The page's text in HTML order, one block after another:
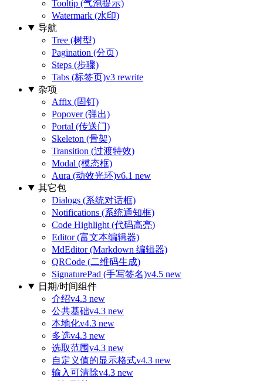
Tooltip (气泡提示)
Watermark (水印)
导航
Tree (树型)
Pagination (分页)
Steps (步骤)
Tabs (标签页)v3 rewrite
杂项
Affix (固钉)
Popover (弹出)
Portal (传送门)
Skeleton (骨架)
Transition (过渡特效)
Modal (模态框)
Aura (动效光环)v6.1 new
其它包
Dialogs (系统对话框)
Notifications (系统通知框)
Code Highlight (代码高亮)
Editor (富文本编辑器)
MdEditor (Markdown 编辑器)
QRCode (二维码生成)
SignaturePad (手写签名)v4.5 new
日期/时间组件
介绍v4.3 new
公共基础v4.3 new
本地化v4.3 new
多选v4.3 new
选取范围v4.3 new
自定义值的显示格式v4.3 new
输入可清除v4.3 new